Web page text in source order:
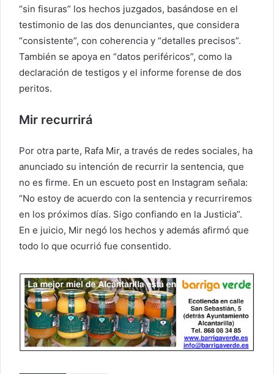
“sin fisuras” los hechos juzgados, basándose en el
testimonio de las dos denunciantes, que considera
“consistente”, con coherencia y “detalles precisos”.
También se apoya en “datos periféricos”, como la
declaración de testigos y el informe forense de dos
peritos.
Mir recurrirá
Por otra parte, Rafa Mir, a través de redes sociales, ha
anunciado su intención de recurrir la sentencia, que
no es firme. En un escueto post en Instagram señala:
“No estoy de acuerdo con la sentencia y recurriremos
en los próximos días. Sigo confiando en la Justicia”.
En e juicio, Mir negó los hechos y además afirmó que
todo lo que ocurrió fue consentido.